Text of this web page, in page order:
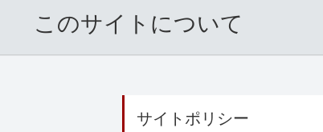
このサイトについて
サイトポリシー